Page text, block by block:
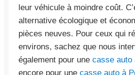
leur véhicule à moindre coût.
alternative écologique et
pièces neuves. Pour ceux qui
environs, sachez que nous
également pour une casse auto
encore pour une casse auto à